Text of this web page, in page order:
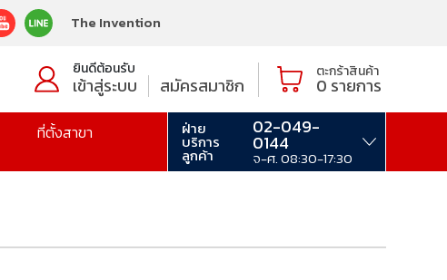
The Invention
ยินดีต้อนรับ
เข้าสู่ระบบ สมัครสมาชิก
ตะกร้าสินค้า
0 รายการ
ที่ตั้งสาขา ฝ่าย
บริการ
ลูกค้า
02-049-
0144
จ-ศ. 08:30-17:30